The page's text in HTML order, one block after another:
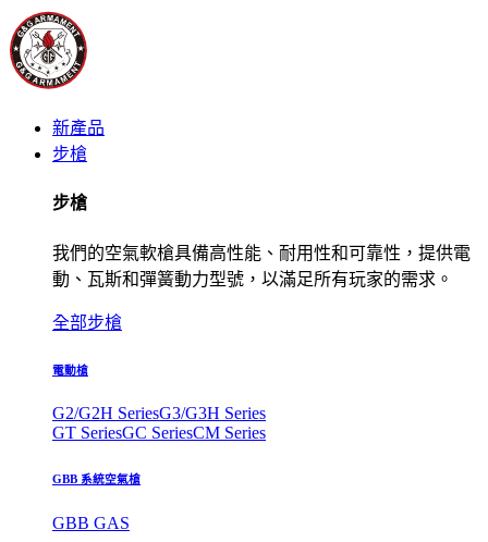
新產品
步槍
步槍
我們的空氣軟槍具備高性能、耐用性和可靠性，提供電
動、瓦斯和彈簧動力型號，以滿足所有玩家的需求。
全部步槍
電動槍
G2/G2H SeriesG3/G3H Series
GT SeriesGC SeriesCM Series
GBB 系統空氣槍
GBB GAS